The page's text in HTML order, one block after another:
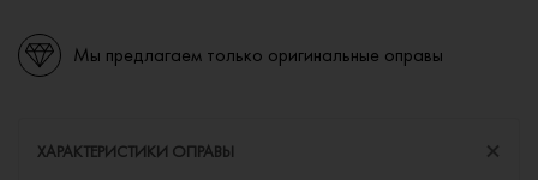
Мы предлагаем только оригинальные оправы
ХАРАКТЕРИСТИКИ ОПРАВЫ